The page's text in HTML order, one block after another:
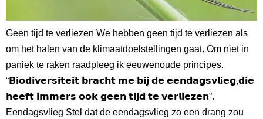
Geen tijd te verliezen We hebben geen tijd te verliezen als
om het halen van de klimaatdoelstellingen gaat. Om niet in
paniek te raken raadpleeg ik eeuwenoude principes.
“𝗕𝗶𝗼𝗱𝗶𝘃𝗲𝗿𝘀𝗶𝘁𝗲𝗶𝘁 𝗯𝗿𝗮𝗰𝗵𝘁 𝗺𝗲 𝗯𝗶𝗷 𝗱𝗲 𝗲𝗲𝗻𝗱𝗮𝗴𝘀𝘃𝗹𝗶𝗲𝗴,𝗱𝗶𝗲
𝗵𝗲𝗲𝗳𝘁 𝗶𝗺𝗺𝗲𝗿𝘀 𝗼𝗼𝗸 𝗴𝗲𝗲𝗻 𝘁𝗶𝗷𝗱 𝘁𝗲 𝘃𝗲𝗿𝗹𝗶𝗲𝘇𝗲𝗻”.
Eendagsvlieg Stel dat de eendagsvlieg zo een drang zou